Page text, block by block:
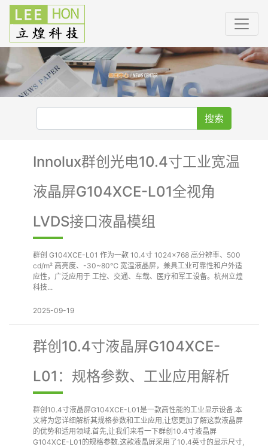
搜索
Innolux群创光电10.4寸工业宽温
液晶屏G104XCE-L01全视角
LVDS接口液晶模组
群创 G104XCE-L01 作为一款 10.4寸 1024×768 高分辨率、500
cd/m² 高亮度、-30~80℃ 宽温液晶屏，兼具工业可靠性和户外适
应性，广泛应用于 工控、交通、车载、医疗和军工设备。杭州立煌
科技...
2025-09-19
群创10.4寸液晶屏G104XCE-
L01：规格参数、工业应用解析
群创10.4寸液晶屏G104XCE-L01是一款高性能的工业显示设备.本
文将为您详细解析其规格参数和工业应用,让您更加了解这款液晶屏
的优势和适用领域.首先,让我们来看一下群创10.4寸液晶屏
G104XCE-L01的规格参数.这款液晶屏采用了10.4英寸的显示尺寸,